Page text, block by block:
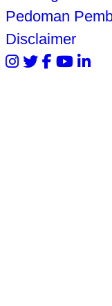
Pedoman
Disclaimer